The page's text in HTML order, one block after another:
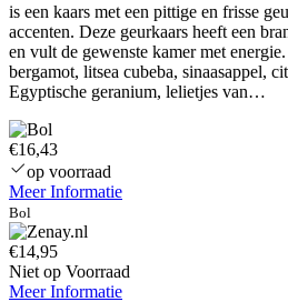
is een kaars met een pittige en frisse
accenten. Deze geurkaars heeft een
en vult de gewenste kamer met
bergamot, litsea cubeba, sinaasappel,
Egyptische geranium, lelietjes van…
€16,43
op voorraad
Meer Informatie
Bol
€14,95
Niet op Voorraad
Meer Informatie